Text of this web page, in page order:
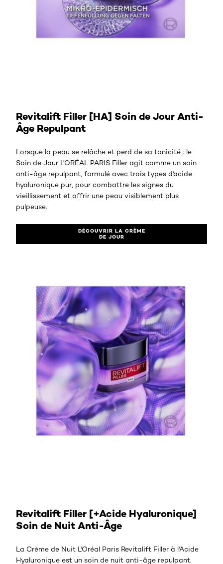
Revitalift Filler [HA] Soin de Jour Anti-
Âge Repulpant
Lorsque la peau se relâche et perd de sa tonicité : le
Soin de Jour L'ORÉAL PARIS Filler agit comme un soin
anti-âge repulpant, formulé avec trois types d'acide
hyaluronique pur, pour combattre les signes du
vieillissement et offrir une peau visiblement plus
pulpeuse.
DÉCOUVRIR LA CRÈME
DE JOUR
Revitalift Filler [+Acide Hyaluronique]
Soin de Nuit Anti-Âge
La Crème de Nuit L'Oréal Paris Revitalift Filler à l'Acide
Hyaluronique est un soin de nuit anti-âge repulpant.